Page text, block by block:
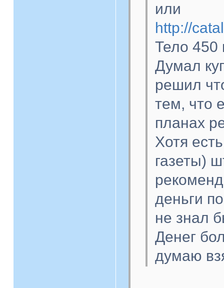
или
http://
Тело 450
Думал
решил
тем, что
планах
Хотя
газеты)
деньги
не знал
Денег
думаю